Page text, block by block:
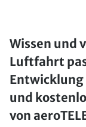
Wissen und
Luftfahrt
und
von